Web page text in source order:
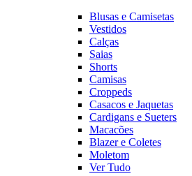
Blusas e Camisetas
Vestidos
Calças
Saias
Shorts
Camisas
Croppeds
Casacos e Jaquetas
Cardigans e Sueters
Macacões
Blazer e Coletes
Moletom
Ver Tudo